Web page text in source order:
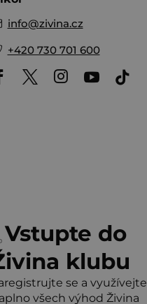
info@zivina.cz
+420 730 701 600
Vstupte do
klubu
se a využívejte
všech výhod Živina